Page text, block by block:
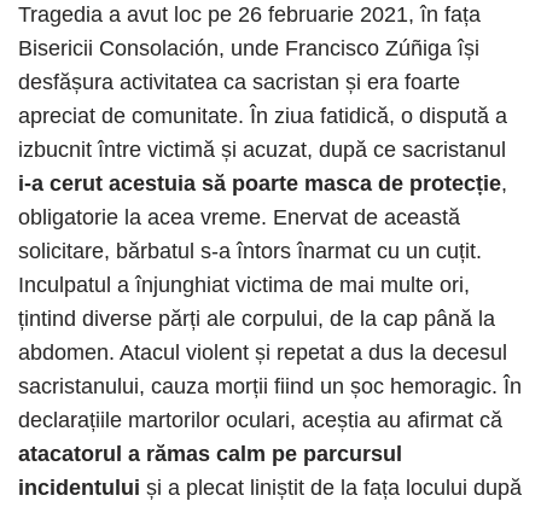
Tragedia a avut loc pe 26 februarie 2021, în fața
Bisericii Consolación, unde Francisco Zúñiga își
desfășura activitatea ca sacristan și era foarte
apreciat de comunitate. În ziua fatidică, o dispută a
izbucnit între victimă și acuzat, după ce sacristanul
i-a cerut acestuia să poarte masca de protecție,
obligatorie la acea vreme. Enervat de această
solicitare, bărbatul s-a întors înarmat cu un cuțit.
Inculpatul a înjunghiat victima de mai multe ori,
țintind diverse părți ale corpului, de la cap până la
abdomen. Atacul violent și repetat a dus la decesul
sacristanului, cauza morții fiind un șoc hemoragic. În
declarațiile martorilor oculari, aceștia au afirmat că
atacatorul a rămas calm pe parcursul
incidentului și a plecat liniștit de la fața locului după